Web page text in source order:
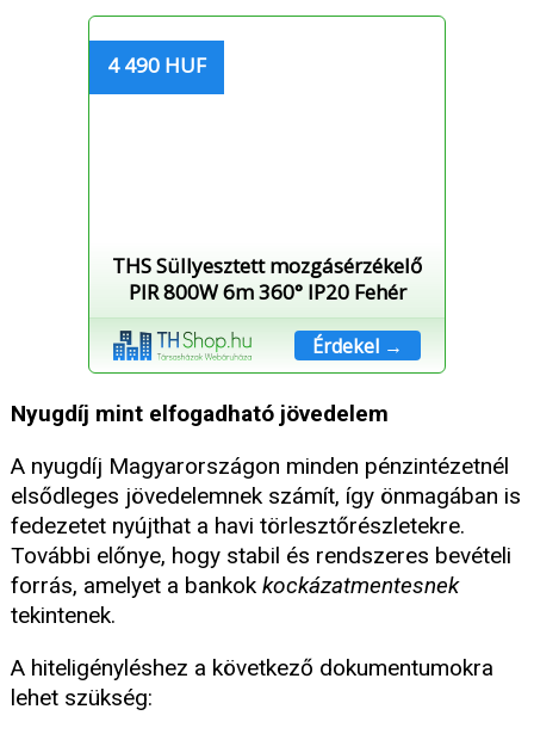
4 490 HUF
THS Süllyesztett mozgásérzékelő
PIR 800W 6m 360° IP20 Fehér
Érdekel →
Nyugdíj mint elfogadható jövedelem
A nyugdíj Magyarországon minden pénzintézetnél
elsődleges jövedelemnek számít, így önmagában is
fedezetet nyújthat a havi törlesztőrészletekre.
További előnye, hogy stabil és rendszeres bevételi
forrás, amelyet a bankok kockázatmentesnek
tekintenek.
A hiteligényléshez a következő dokumentumokra
lehet szükség: